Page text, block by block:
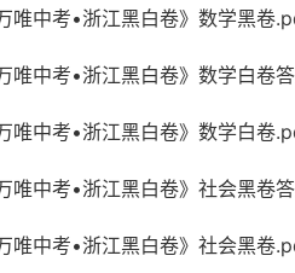
唯中考•浙江黑白卷》数学黑卷
唯中考•浙江黑白卷》数学白卷
唯中考•浙江黑白卷》数学白卷
唯中考•浙江黑白卷》社会黑卷
唯中考•浙江黑白卷》社会黑卷